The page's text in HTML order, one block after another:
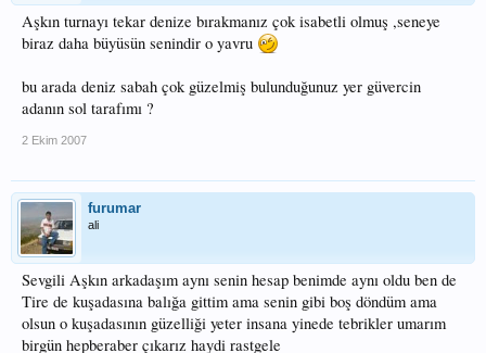
Aşkın turnayı tekar denize bırakmanız çok isabetli olmuş ,seneye
biraz daha büyüsün senindir o yavru
bu arada deniz sabah çok güzelmiş bulunduğunuz yer güvercin
adanın sol tarafımı ?
2 Ekim 2007
furumar
ali
Sevgili Aşkın arkadaşım aynı senin hesap benimde aynı oldu ben de
Tire de kuşadasına balığa gittim ama senin gibi boş döndüm ama
olsun o kuşadasının güzelliği yeter insana yinede tebrikler umarım
birgün hepberaber çıkarız haydi rastgele